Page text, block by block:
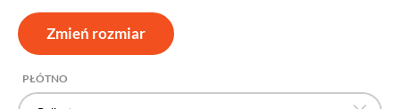
Zmień rozmiar
PŁÓTNO